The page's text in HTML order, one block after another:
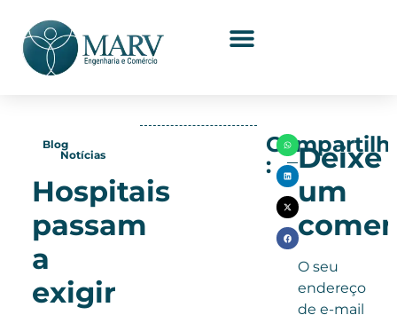
Blog
Notícias
Hospitais
passam
a
exigir
:
Deixe
um
O seu
endereço
de e-mail